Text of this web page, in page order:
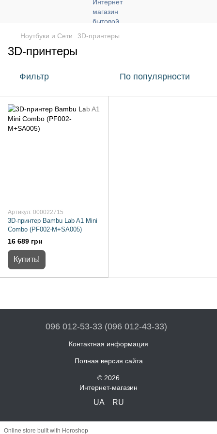
Ноутбуки и Сети 3D-принтеры
3D-принтеры
Фильтр По популярности
Артикул: 000022715
3D-принтер Bambu Lab A1 Mini
Combo (PF002-M+SA005)
16 689 грн
Купить!
096 012-53-33 (096 012-43-33)
Контактная информация
Полная версия сайта
© 2026
Интернет-магазин
UA RU
Online store built with Horoshop